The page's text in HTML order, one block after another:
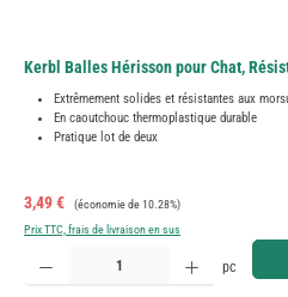
Kerbl Balles Hérisson pour Chat,
Extrêmement solides et résistantes aux
En caoutchouc thermoplastique durable
Pratique lot de deux
Prix de vente :
3,49 € Prix régulier :
(économie de 10.28%)
Prix TTC, frais de livraison en sus
Quantité de produit : Entrez la quantité
pc